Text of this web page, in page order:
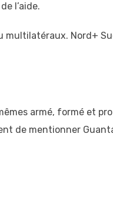
l’aide.
Nord+
armé, formé et
de mentionner